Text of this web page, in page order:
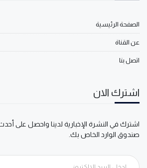
الصفحة الرئيسية
عن القناة
اتصل بنا
اشترك الان
اشترك في النشرة الإخبارية لدينا واحصل على
صندوق الوارد الخاص بك.